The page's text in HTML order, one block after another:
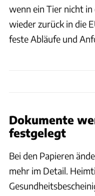
wenn ein Tier nicht
wieder zurück in die
feste Abläufe und
Dokumente
festgelegt
Bei den Papieren
mehr im Detail.